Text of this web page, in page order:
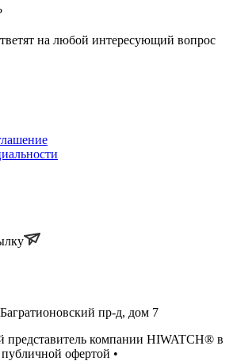
на любой интересующий вопрос
пр-д, дом 7
компании HIWATCH® в
офертой •